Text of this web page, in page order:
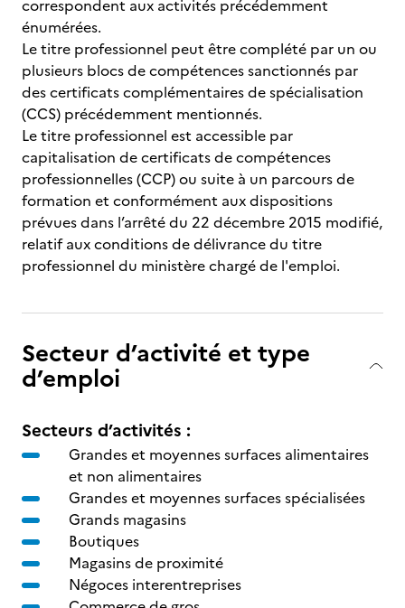
correspondent aux activités précédemment
énumérées.
Le titre professionnel peut être complété par un ou
plusieurs blocs de compétences sanctionnés par
des certificats complémentaires de spécialisation
(CCS) précédemment mentionnés.
Le titre professionnel est accessible par
capitalisation de certificats de compétences
professionnelles (CCP) ou suite à un parcours de
formation et conformément aux dispositions
prévues dans l’arrêté du 22 décembre 2015 modifié,
relatif aux conditions de délivrance du titre
professionnel du ministère chargé de l'emploi.
Secteur d’activité et type
d’emploi
Secteurs d’activités :
Grandes et moyennes surfaces alimentaires
et non alimentaires
Grandes et moyennes surfaces spécialisées
Grands magasins
Boutiques
Magasins de proximité
Négoces interentreprises